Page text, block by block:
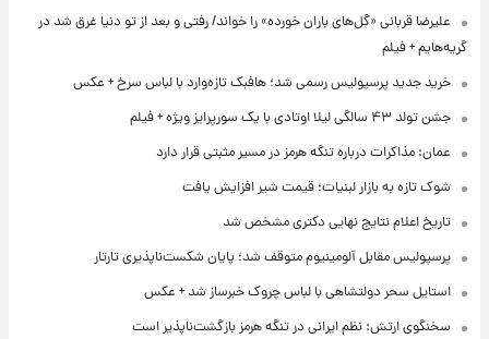
علیرضا قربانی «گل‌های باران خورده» را خواند/ رفتی و بعد از تو دنیا غرق شد در
گریه‌هایم + فیلم
خرید جدید پرسپولیس رسمی شد؛ هافبک تازه‌وارد با لباس سرخ + عکس
جشن تولد ۴۳ سالگی لیلا اوتادی با یک سورپرایز ویژه + فیلم
عمان: مذاکرات درباره تنگه هرمز در مسیر مثبتی قرار دارد
شوک تازه به بازار لبنیات؛ قیمت شیر افزایش یافت
تاریخ اعلام نتایج نهایی دکتری مشخص شد
پرسپولیس مقابل آلومینیوم متوقف شد؛ پایان شکست‌ناپذیری تارتار
استایل سحر دولتشاهی با لباس چروک خبرساز شد + عکس
سخنگوی ارتش: نظم ایرانی در تنگه هرمز بازگشت‌ناپذیر است